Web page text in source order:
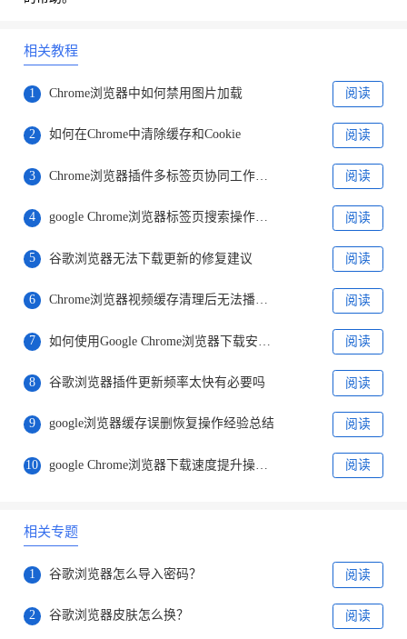
相关教程
1 Chrome浏览器中如何禁用图片加载 阅读
2 如何在Chrome中清除缓存和Cookie 阅读
3 Chrome浏览器插件多标签页协同工作实现 阅读
4 google Chrome浏览器标签页搜索操作技巧 阅读
5 谷歌浏览器无法下载更新的修复建议 阅读
6 Chrome浏览器视频缓存清理后无法播放的修复方法 阅读
7 阅读
8 谷歌浏览器插件更新频率太快有必要吗 阅读
9 google浏览器缓存误删恢复操作经验总结 阅读
10 google Chrome浏览器下载速度提升操作技巧 阅读
相关专题
1 谷歌浏览器怎么导入密码？ 阅读
2 谷歌浏览器皮肤怎么换？ 阅读